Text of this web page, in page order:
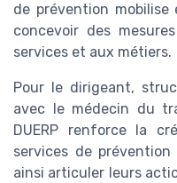
de prévention
concevoir des
services et aux métiers.
Pour le dirigeant,
avec le médecin du
DUERP renforce la
services de
ainsi articuler leurs